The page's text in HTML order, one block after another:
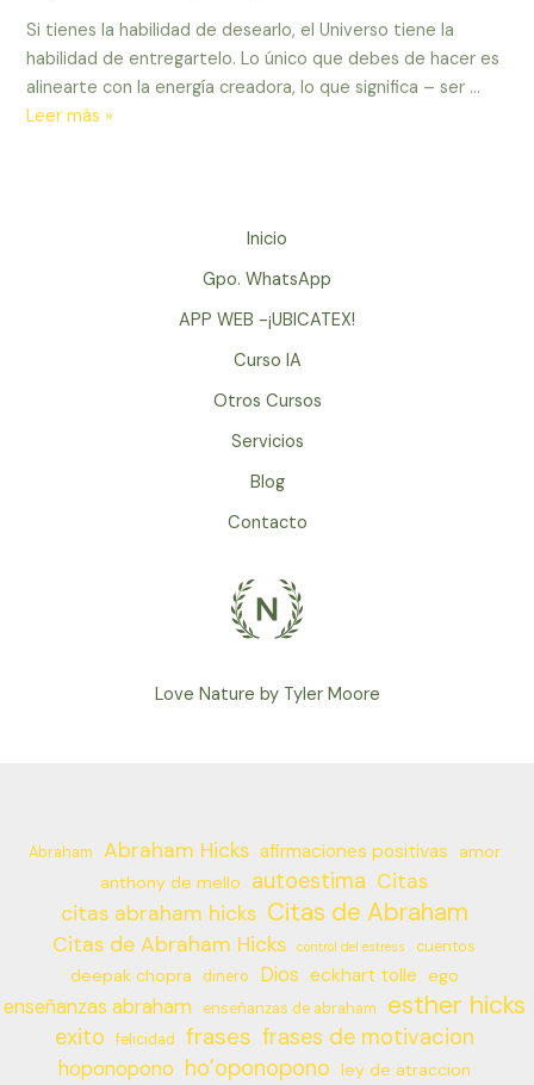
Atraccion
Si tienes la habilidad de desearlo, el Universo tiene la
habilidad de entregartelo. Lo único que debes de hacer es
alinearte con la energía creadora, lo que significa – ser …
Citas
Leer más »
Inicio
Gpo. WhatsApp
APP WEB -¡UBICATEX!
Curso IA
Otros Cursos
Servicios
Blog
Contacto
Love Nature by Tyler Moore
Abraham Abraham Hicks afirmaciones positivas
amor
anthony de mello
autoestima Citas
citas abraham hicks Citas de Abraham
Citas de Abraham Hicks control del estress cuentos
deepak chopra dinero Dios eckhart tolle ego
enseñanzas abraham enseñanzas de abraham esther hicks
exito felicidad frases frases de motivacion
hoponopono ho’oponopono ley de atraccion